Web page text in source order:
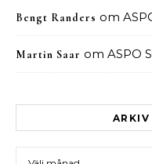
Bengt Randers om
Martin Saar om ASPO
ARKIV